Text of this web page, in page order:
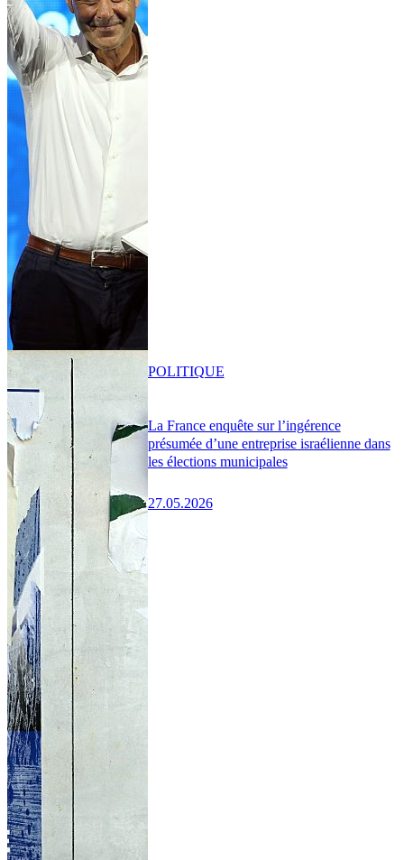
La France enquête sur l’ingérence
présumée d’une entreprise israélienne dans
les élections municipales
27.05.2026
POLITIQUE